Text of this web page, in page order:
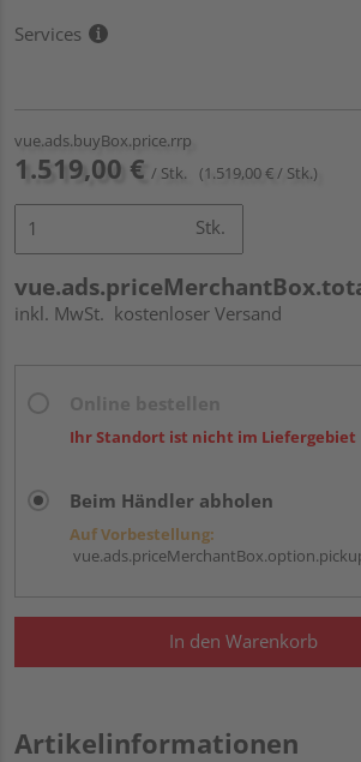
Services
vue.ads.buyBox.price.rrp
1.519,00 € / Stk. (1.519,00 € / Stk.)
Stk.
inkl. MwSt. kostenloser Versand
Ihr Standort ist nicht im Liefergebiet
Beim Händler abholen
Auf Vorbestellung:
In den Warenkorb
Artikelinformationen